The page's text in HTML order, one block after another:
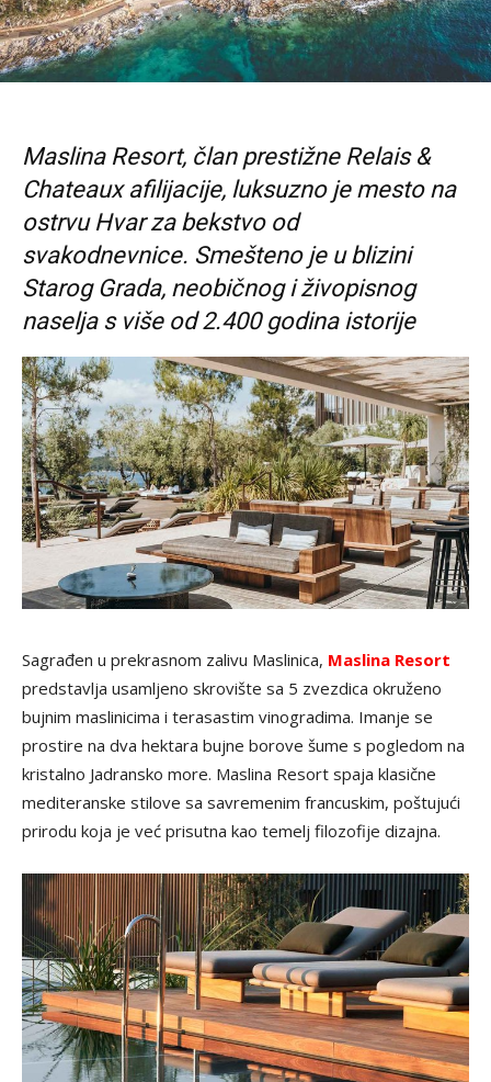
Maslina Resort, član prestižne Relais &
Chateaux afilijacije, luksuzno je mesto na
ostrvu Hvar za bekstvo od
svakodnevnice. Smešteno je u blizini
Starog Grada, neobičnog i živopisnog
naselja s više od 2.400 godina istorije
Sagrađen u prekrasnom zalivu Maslinica, Maslina Resort
predstavlja usamljeno skrovište sa 5 zvezdica okruženo
bujnim maslinicima i terasastim vinogradima. Imanje se
prostire na dva hektara bujne borove šume s pogledom na
kristalno Jadransko more. Maslina Resort spaja klasične
mediteranske stilove sa savremenim francuskim, poštujući
prirodu koja je već prisutna kao temelj filozofije dizajna.